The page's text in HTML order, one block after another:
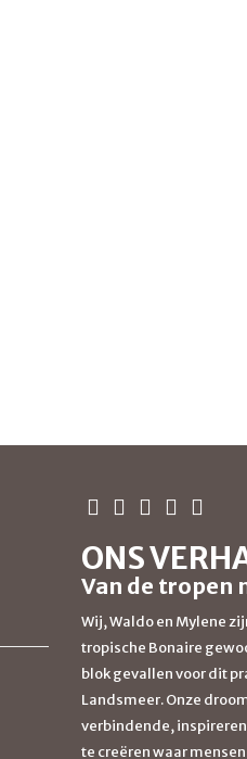
ONS
Van de tropen
Wij, Waldo en Mylene
tropische Bonaire
blok gevallen voor dit
Landsmeer. Onze
verbindende,
te creëren waar